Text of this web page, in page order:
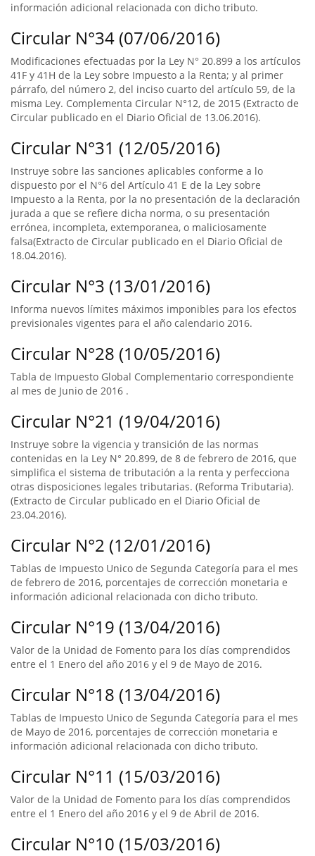
información adicional relacionada con dicho tributo.
Circular N°34 (07/06/2016)
Modificaciones efectuadas por la Ley N° 20.899 a los artículos
41F y 41H de la Ley sobre Impuesto a la Renta; y al primer
párrafo, del número 2, del inciso cuarto del artículo 59, de la
misma Ley. Complementa Circular N°12, de 2015 (Extracto de
Circular publicado en el Diario Oficial de 13.06.2016).
Circular N°31 (12/05/2016)
Instruye sobre las sanciones aplicables conforme a lo
dispuesto por el N°6 del Artículo 41 E de la Ley sobre
Impuesto a la Renta, por la no presentación de la declaración
jurada a que se refiere dicha norma, o su presentación
errónea, incompleta, extemporanea, o maliciosamente
falsa(Extracto de Circular publicado en el Diario Oficial de
18.04.2016).
Circular N°3 (13/01/2016)
Informa nuevos límites máximos imponibles para los efectos
previsionales vigentes para el año calendario 2016.
Circular N°28 (10/05/2016)
Tabla de Impuesto Global Complementario correspondiente
al mes de Junio de 2016 .
Circular N°21 (19/04/2016)
Instruye sobre la vigencia y transición de las normas
contenidas en la Ley N° 20.899, de 8 de febrero de 2016, que
simplifica el sistema de tributación a la renta y perfecciona
otras disposiciones legales tributarias. (Reforma Tributaria).
(Extracto de Circular publicado en el Diario Oficial de
23.04.2016).
Circular N°2 (12/01/2016)
Tablas de Impuesto Unico de Segunda Categoría para el mes
de febrero de 2016, porcentajes de corrección monetaria e
información adicional relacionada con dicho tributo.
Circular N°19 (13/04/2016)
Valor de la Unidad de Fomento para los días comprendidos
entre el 1 Enero del año 2016 y el 9 de Mayo de 2016.
Circular N°18 (13/04/2016)
Tablas de Impuesto Unico de Segunda Categoría para el mes
de Mayo de 2016, porcentajes de corrección monetaria e
información adicional relacionada con dicho tributo.
Circular N°11 (15/03/2016)
Valor de la Unidad de Fomento para los días comprendidos
entre el 1 Enero del año 2016 y el 9 de Abril de 2016.
Circular N°10 (15/03/2016)